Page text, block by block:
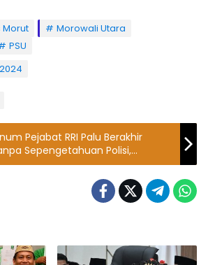
Morowali Utara
PSU
Pejabat RRI Palu Berakhir
Sepengetahuan Polisi,
Hak Korban Mau Dimana